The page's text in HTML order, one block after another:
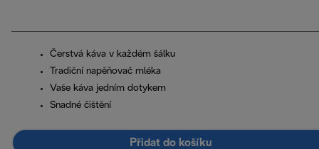
Čerstvá káva v každém šálku
Tradiční napěňovač mléka
Vaše káva jedním dotykem
Snadné čištění
Přidat do košíku